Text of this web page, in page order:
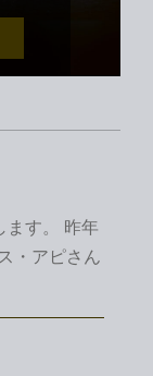
ます。 昨年
・アピさん